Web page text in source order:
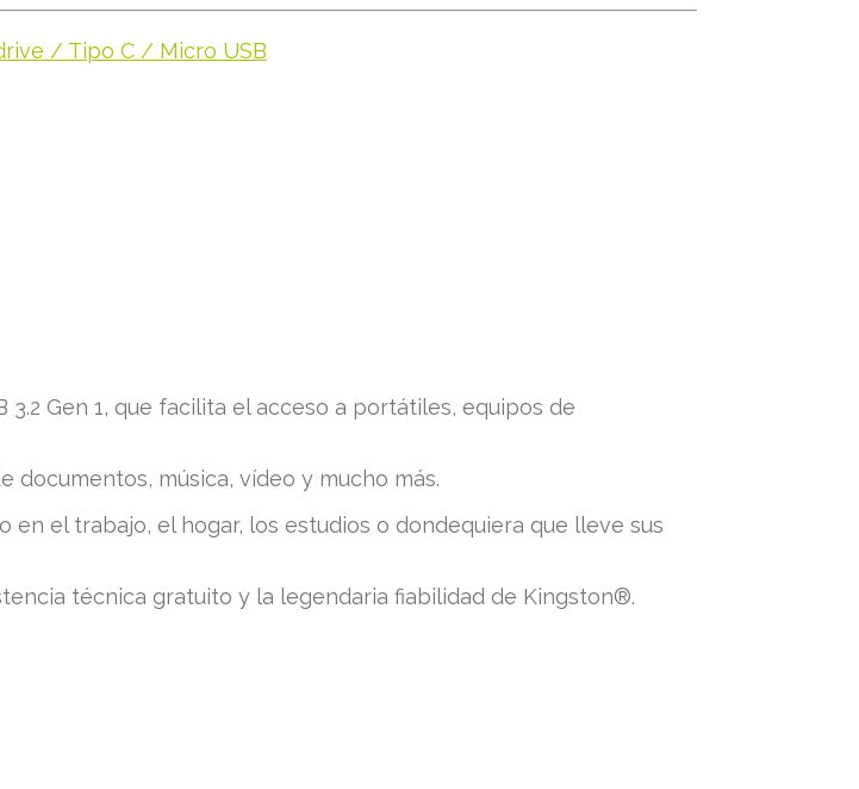
/ Tipo C / Micro USB
Gen 1, que facilita el acceso a portátiles, equipos de
música, vídeo y mucho más.
el trabajo, el hogar, los estudios o dondequiera que lleve sus
técnica gratuito y la legendaria fiabilidad de Kingston®.